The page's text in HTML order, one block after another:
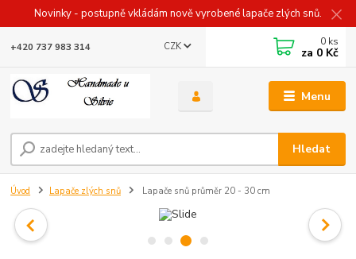
Novinky - postupně vkládám nově vyrobené lapače zlých snů.
Menu
CZK
Hledat
+420 737 983 314 0 ks
za 0 Kč
Úvod Lapače zlých snů Lapače snů průměr 20 - 30 cm